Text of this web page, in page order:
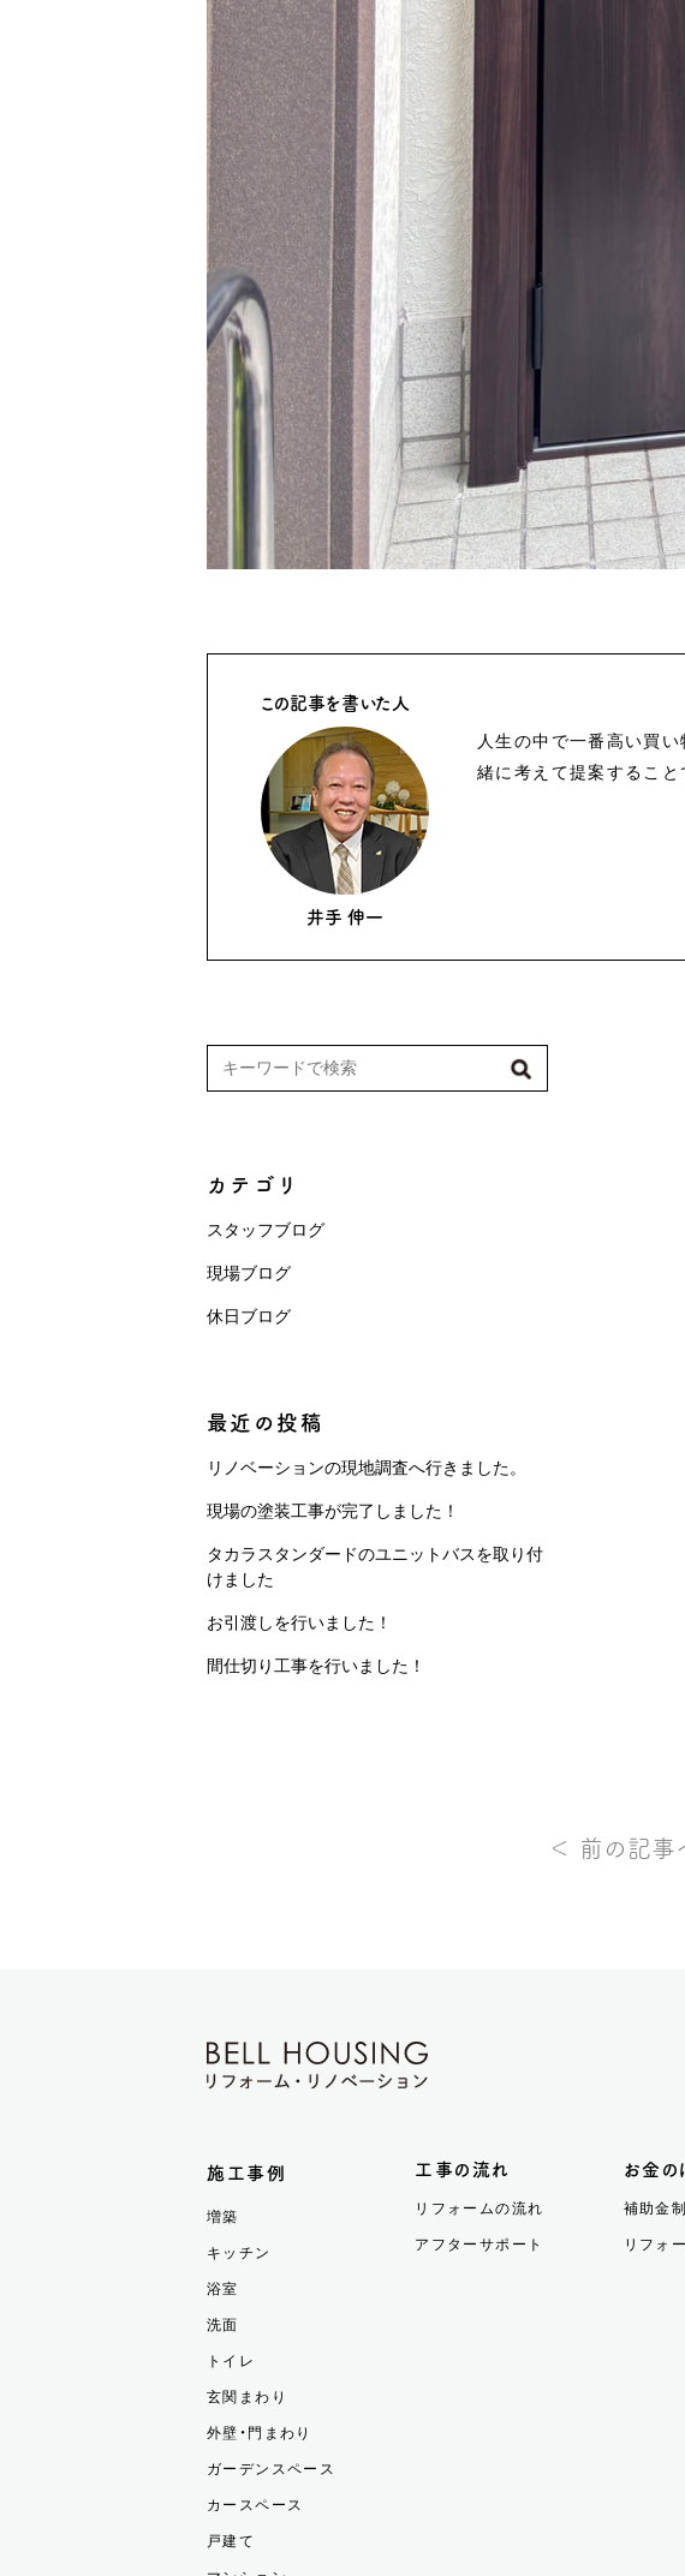
この記事を書いた人
井手 伸一
人生の中で一番高い買
緒に考えて提案するこ
カテゴリ
スタッフブログ
現場ブログ
休日ブログ
最近の投稿
リノベーションの現地調査へ行きました。
現場の塗装工事が完了しました！
タカラスタンダードのユニットバスを取り付
けました
お引渡しを行いました！
間仕切り工事を行いました！
＜ 前の記事
施工事例
増築
キッチン
浴室
洗面
トイレ
玄関まわり
外壁・門まわり
ガーデンスペース
カースペース
戸建て
工事の流れ
リフォームの流れ
アフターサポート
お金の
補助金
リフォ